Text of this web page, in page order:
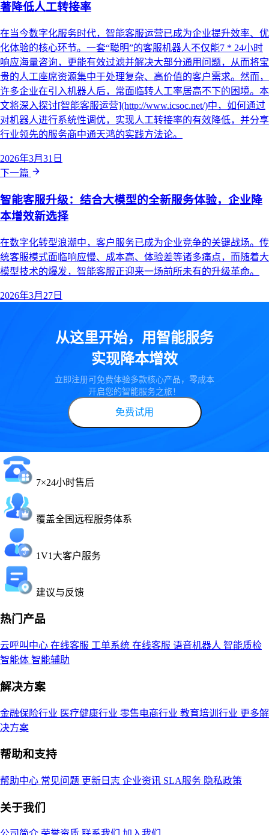
著降低人工转接率
在当今数字化服务时代，智能客服运营已成为企业提升效率、优
化体验的核心环节。一套“聪明”的客服机器人不仅能7 * 24小时
响应海量咨询，更能有效过滤并解决大部分通用问题，从而将宝
贵的人工座席资源集中于处理复杂、高价值的客户需求。然而，
许多企业在引入机器人后，常面临转人工率居高不下的困境。本
文将深入探讨[智能客服运营](http://www.icsoc.net/)中，如何通过
对机器人进行系统性调优，实现人工转接率的有效降低，并分享
行业领先的服务商中通天鸿的实践方法论。
2026年3月31日
下一篇
智能客服升级：结合大模型的全新服务体验，企业降
本增效新选择
在数字化转型浪潮中，客户服务已成为企业竞争的关键战场。传
统客服模式面临响应慢、成本高、体验差等诸多痛点，而随着大
模型技术的爆发，智能客服正迎来一场前所未有的升级革命。
2026年3月27日
从这里开始，用智能服务
实现降本增效
立即注册可免费体验多款核心产品，零成本
开启您的智能服务之旅！
免费试用
7×24小时售后
覆盖全国远程服务体系
1V1大客户服务
建议与反馈
热门产品
云呼叫中心 在线客服 工单系统 在线客服 语音机器人 智能质检
智能体 智能辅助
解决方案
金融保险行业 医疗健康行业 零售电商行业 教育培训行业 更多解
决方案
帮助和支持
帮助中心 常见问题 更新日志 企业资讯 SLA服务 隐私政策
关于我们